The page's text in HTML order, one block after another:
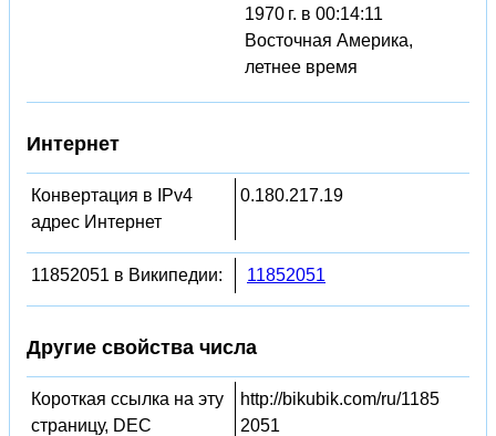
1970 г. в 00:14:11
Восточная Америка,
летнее время
Интернет
Конвертация в IPv4
адрес Интернет
0.180.217.19
11852051 в Википедии: 11852051
Другие свойства числа
Короткая ссылка на эту
страницу, DEC
http://bikubik.com/ru/1185
2051